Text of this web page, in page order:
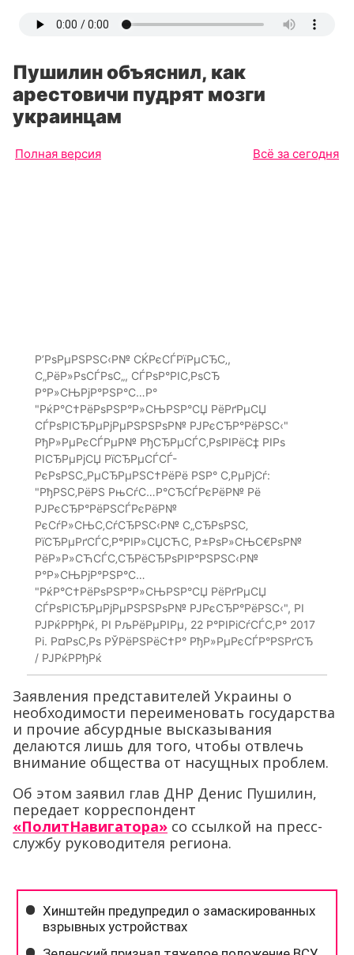
Пушилин объяснил, как
арестовичи пудрят мозги
украинцам
Полная версия Всё за сегодня
Р’РѕРµРЅРЅС‹Р№ СЌРєСЃРїРµСЂС‚,
С„РёР»РѕСЃРѕС„, СЃРѕР°РІС‚РѕСЂ
Р°Р»СЊРјР°РЅР°С…Р°
"РќР°С†РёРѕРЅР°Р»СЊРЅР°СЏ РёРґРµСЏ
СЃРѕРІСЂРµРјРµРЅРЅРѕР№ РЈРєСЂР°РёРЅС‹"
РђР»РµРєСЃРµР№ РђСЂРµСЃС‚РѕРІРёС‡ РІРѕ
РІСЂРµРјСЏ РїСЂРµСЃСЃ-
РєРѕРЅС„РµСЂРµРЅС†РёРё РЅР° С‚РµРјСѓ:
"РђРЅС‚РёРЅ РњСѓС…Р°СЂСЃРєРёР№ Рё
РЈРєСЂР°РёРЅСЃРєРёР№
РєСѓР»СЊС‚СѓСЂРЅС‹Р№ С„СЂРѕРЅС‚
РїСЂРµРґСЃС‚Р°РІР»СЏСЋС‚ Р±РѕР»СЊС€РѕР№
РёР»Р»СЋСЃС‚СЂРёСЂРѕРІР°РЅРЅС‹Р№
Р°Р»СЊРјР°РЅР°С…
"РќР°С†РёРѕРЅР°Р»СЊРЅР°СЏ РёРґРµСЏ
СЃРѕРІСЂРµРјРµРЅРЅРѕР№ РЈРєСЂР°РёРЅС‹", РІ
РЈРќРРђРќ, РІ РљРёРµРІРµ, 22 Р°РІРіСѓСЃС‚Р° 2017
Рі. Р¤РѕС‚Рѕ РЎРёРЅРёС†Р° РђР»РµРєСЃР°РЅРґСЂ
/ РЈРќРРђРќ
Заявления представителей Украины о
необходимости переименовать государства
и прочие абсурдные высказывания
делаются лишь для того, чтобы отвлечь
внимание общества от насущных проблем.
Об этом заявил глав ДНР Денис Пушилин,
передает корреспондент
«ПолитНавигатора» со ссылкой на пресс-
службу руководителя региона.